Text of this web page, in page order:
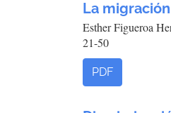
La
Esther Figueroa
21-50
PDF